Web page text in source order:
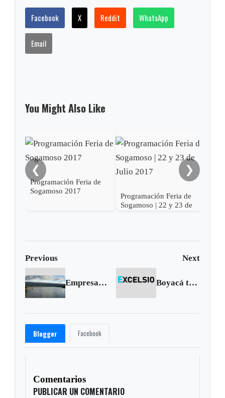
Facebook X Reddit WhatsApp
Email
You Might Also Like
❮
Programación Feria de
Sogamoso 2017
Programación Feria de
Sogamoso | 22 y 23 de
❯
Previous Next
Empresa de Servicios Públicos pide a los boyacenses ahorrar agua Boyacá trendrá conversatorio contra el Trabajo Infantil
Blogger Facebook
Comentarios
PUBLICAR UN COMENTARIO